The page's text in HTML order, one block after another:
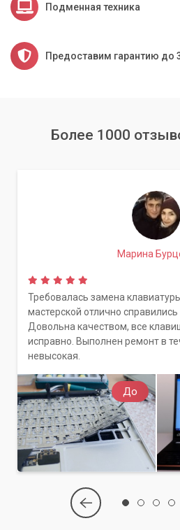
Подменная техника
Предоставим гарантию до
Более 1000
До
Марина
Требовалась замена
мастерской отлично
Довольна качеством, все
исправно. Выполнен ремонт в
невысокая.